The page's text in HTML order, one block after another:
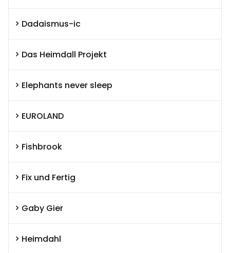
Dadaismus-ic
Das Heimdall Projekt
Elephants never sleep
EUROLAND
Fishbrook
Fix und Fertig
Gaby Gier
Heimdahl